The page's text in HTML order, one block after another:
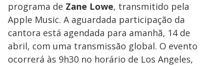
programa de Zane Lowe, transmitido pela
Apple Music. A aguardada participação da
cantora está agendada para amanhã, 14 de
abril, com uma transmissão global. O evento
ocorrerá às 9h30 no horário de Los Angeles,